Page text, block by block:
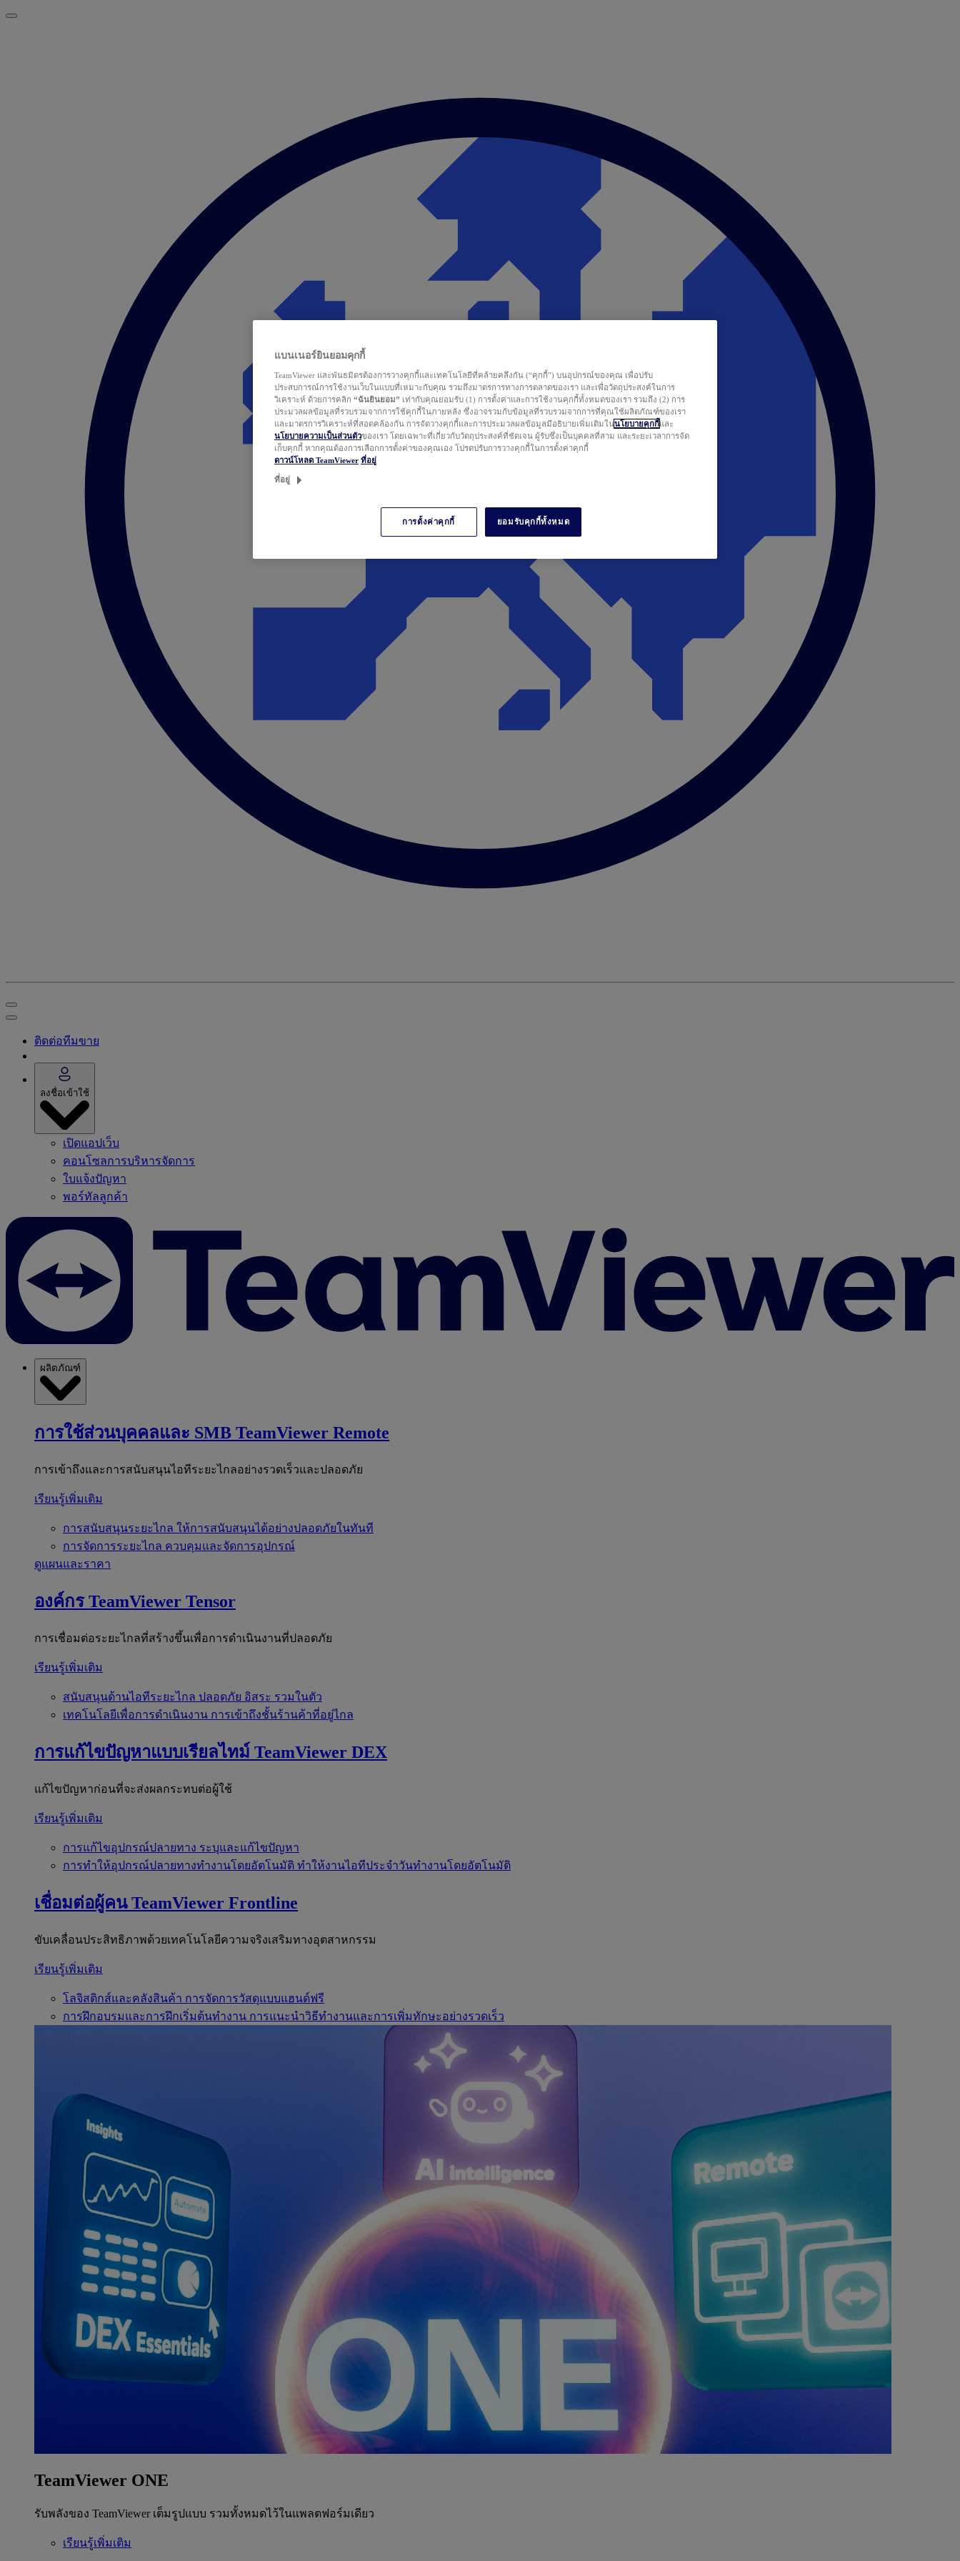
ติดต่อทีมขาย
ลงชื่อเข้าใช้
เปิดแอปเว็บ
คอนโซลการบริหารจัดการ
ใบแจ้งปัญหา
พอร์ทัลลูกค้า
ผลิตภัณฑ์
การใช้ส่วนบุคคลและ SMB TeamViewer Remote
การเข้าถึงและการสนับสนุนไอทีระยะไกลอย่างรวดเร็วและปลอดภัย
เรียนรู้เพิ่มเติม
การสนับสนุนระยะไกล ให้การสนับสนุนได้อย่างปลอดภัยในทันที
การจัดการระยะไกล ควบคุมและจัดการอุปกรณ์
ดูแผนและราคา
องค์กร TeamViewer Tensor
การเชื่อมต่อระยะไกลที่สร้างขึ้นเพื่อการดำเนินงานที่ปลอดภัย
เรียนรู้เพิ่มเติม
สนับสนุนด้านไอทีระยะไกล ปลอดภัย อิสระ รวมในตัว
เทคโนโลยีเพื่อการดำเนินงาน การเข้าถึงชั้นร้านค้าที่อยู่ไกล
การแก้ไขปัญหาแบบเรียลไทม์ TeamViewer DEX
แก้ไขปัญหาก่อนที่จะส่งผลกระทบต่อผู้ใช้
เรียนรู้เพิ่มเติม
การแก้ไขอุปกรณ์ปลายทาง ระบุและแก้ไขปัญหา
การทำให้อุปกรณ์ปลายทางทำงานโดยอัตโนมัติ ทำให้งานไอทีประจำวันทำงานโดยอัตโนมัติ
เชื่อมต่อผู้คน TeamViewer Frontline
ขับเคลื่อนประสิทธิภาพด้วยเทคโนโลยีความจริงเสริมทางอุตสาหกรรม
เรียนรู้เพิ่มเติม
โลจิสติกส์และคลังสินค้า การจัดการวัสดุแบบแฮนด์ฟรี
การฝึกอบรมและการฝึกเริ่มต้นทำงาน การแนะนำวิธีทำงานและการเพิ่มทักษะอย่างรวดเร็ว
TeamViewer ONE
รับพลังของ TeamViewer เต็มรูปแบบ รวมทั้งหมดไว้ในแพลตฟอร์มเดียว
เรียนรู้เพิ่มเติม
แบนเนอร์ยินยอมคุกกี้
TeamViewer และพันธมิตรต้องการวางคุกกี้และเทคโนโลยีที่คล้ายคลึงกัน (“คุกกี้”) บนอุปกรณ์ของคุณ เพื่อปรับ
ประสบการณ์การใช้งานเว็บในแบบที่เหมาะกับคุณ รวมถึงมาตรการทางการตลาดของเรา และเพื่อวัตถุประสงค์ในการ
วิเคราะห์ ด้วยการคลิก “ฉันยินยอม” เท่ากับคุณยอมรับ (1) การตั้งค่าและการใช้งานคุกกี้ทั้งหมดของเรา รวมถึง (2) การ
ประมวลผลข้อมูลที่รวบรวมจากการใช้คุกกี้ในภายหลัง ซึ่งอาจรวมกับข้อมูลที่รวบรวมจากการที่คุณใช้ผลิตภัณฑ์ของเรา
และมาตรการวิเคราะห์ที่สอดคล้องกัน การจัดวางคุกกี้และการประมวลผลข้อมูลมีอธิบายเพิ่มเติมในนโยบายคุกกี้และ
นโยบายความเป็นส่วนตัวของเรา โดยเฉพาะที่เกี่ยวกับวัตถุประสงค์ที่ชัดเจน ผู้รับซึ่งเป็นบุคคลที่สาม และระยะเวลาการจัด
เก็บคุกกี้ หากคุณต้องการเลือกการตั้งค่าของคุณเอง โปรดปรับการวางคุกกี้ในการตั้งค่าคุกกี้
ดาวน์โหลด TeamViewer ที่อยู่
ที่อยู่
การตั้งค่าคุกกี้ ยอมรับคุกกี้ทั้งหมด